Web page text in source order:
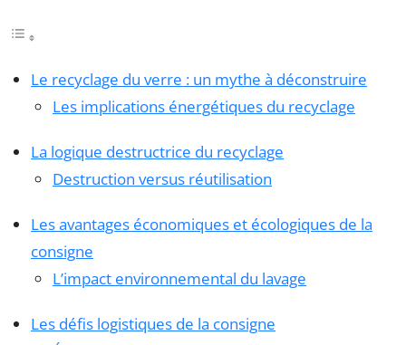
Le recyclage du verre : un mythe à déconstruire
Les implications énergétiques du recyclage
La logique destructrice du recyclage
Destruction versus réutilisation
Les avantages économiques et écologiques de la
consigne
L’impact environnemental du lavage
Les défis logistiques de la consigne